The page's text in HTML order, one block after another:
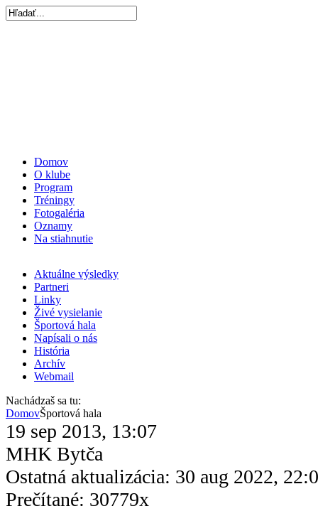
Domov
O klube
Program
Tréningy
Fotogaléria
Oznamy
Na stiahnutie
Aktuálne výsledky
Partneri
Linky
Živé vysielanie
Športová hala
Napísali o nás
História
Archív
Webmail
Nachádzaš sa tu:
DomovŠportová hala
19 sep 2013, 13:07
MHK Bytča
Ostatná aktualizácia: 30 aug 2022,
Prečítané: 30779x